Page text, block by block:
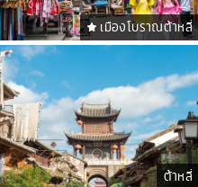
เมืองโบราณต้าหลี่
ต้าหลี่